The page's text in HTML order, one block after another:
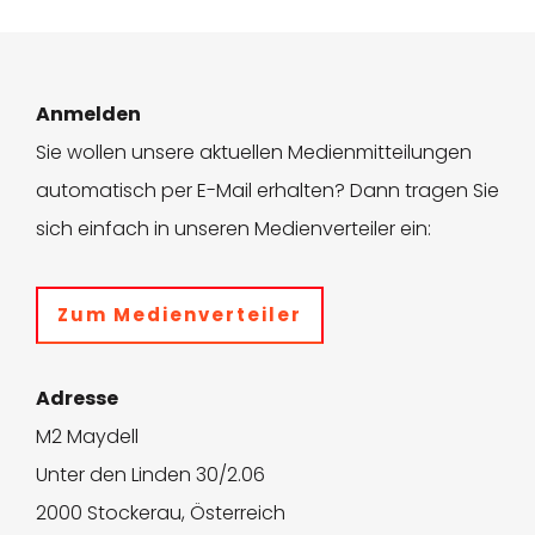
Anmelden
Sie wollen unsere aktuellen Medienmitteilungen
automatisch per E-Mail erhalten? Dann tragen Sie
sich einfach in unseren Medienverteiler ein:
Zum Medienverteiler
Adresse
M2 Maydell
Unter den Linden 30/2.06
2000 Stockerau, Österreich